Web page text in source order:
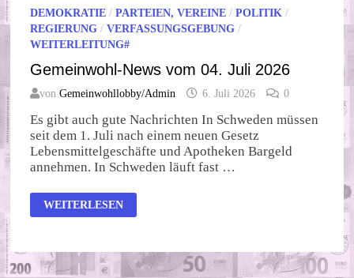
DEMOKRATIE /PARTEIEN, VEREINE /POLITIK /
REGIERUNG /VERFASSUNGSGEBUNG /
WEITERLEITUNG#
Gemeinwohl-News vom 04. Juli 2026
vonGemeinwohllobby/Admin 6. Juli 2026 0
Es gibt auch gute Nachrichten In Schweden müssen
seit dem 1. Juli nach einem neuen Gesetz
Lebensmittelgeschäfte und Apotheken Bargeld
annehmen. In Schweden läuft fast …
GEMEINWOHL-
NEWS
2026
WEITERLESEN